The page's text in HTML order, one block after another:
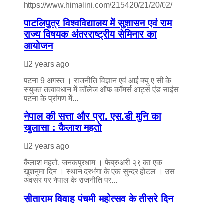
https://www.himalini.com/215420/21/20/02/
पाटलिपुत्र विश्वविद्यालय में सुशासन एवं राम
राज्य विषयक अंतरराष्ट्रीय सेमिनार का
आयोजन
2 years ago
पटना 9 अगस्त । राजनीति विज्ञान एवं आई क्यु ए सी के
संयुक्त तत्वावधान में कॉलेज ऑफ कॉमर्स आर्ट्स एंड साइंस
पटना के प्रांगण में...
नेपाल की सत्ता और प्रा. एस.डी मुनि का
खुलासा : कैलाश महतो
2 years ago
कैलाश महतो, जनकपुरधाम । फेब्रुअरी २९ का एक
खुशनुमा दिन । स्थान दरभंगा के एक सुन्दर होटल । उस
अवसर पर नेपाल के राजनीति पर...
सीताराम विवाह पंचमी महोत्सव के तीसरे दिन